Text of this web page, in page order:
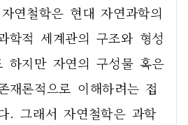
연철학은 현대 자연과학의
학적 세계관의 구조와 형성
하지만 자연의 구성물 혹은
재론적으로 이해하려는 접
. 그래서 자연철학은 과학